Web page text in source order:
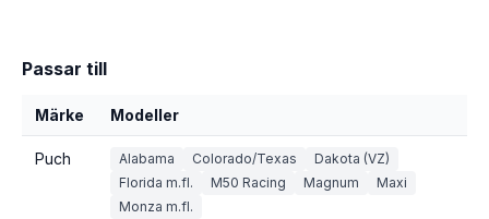
Passar till
Märke Modeller
Puch Alabama Colorado/Texas
Dakota (VZ)
Florida m.fl.
M50 Racing Magnum
Maxi
Monza m.fl.